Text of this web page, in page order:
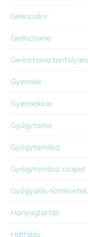
Gerincsérv
Gerinctorna
Gerinctorna tanfolyam
Gyermek
Gyermekkor
Gyógytorna
Gyógytornász
Gyógytornász csapat
Gyógyulás-történetek
Hanyagtartás
Hátfájás